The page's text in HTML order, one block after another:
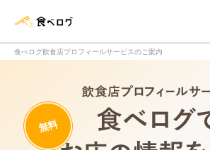
食べログ飲食店プロフィールサービスのご案内
無料